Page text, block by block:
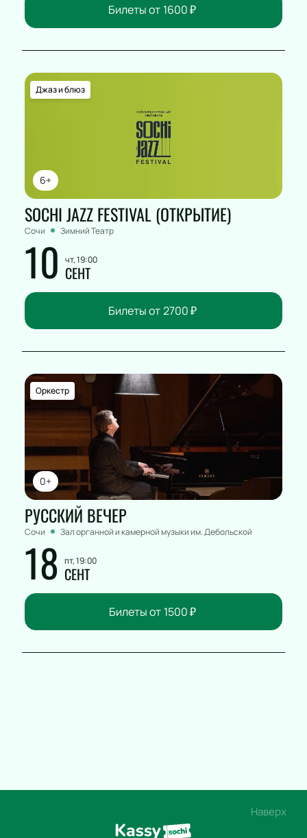
Билеты от 1600₽
6+
Джаз и блюз
SOCHI JAZZ FESTIVAL (ОТКРЫТИЕ)
Сочи Зимний Театр
10 чт, 19:00
СЕНТ
Билеты от 2700₽
0+
Оркестр
РУССКИЙ ВЕЧЕР
Сочи Зал органной и камерной музыки им. Дебольской
18 пт, 19:00
СЕНТ
Билеты от 1500₽
Наверх